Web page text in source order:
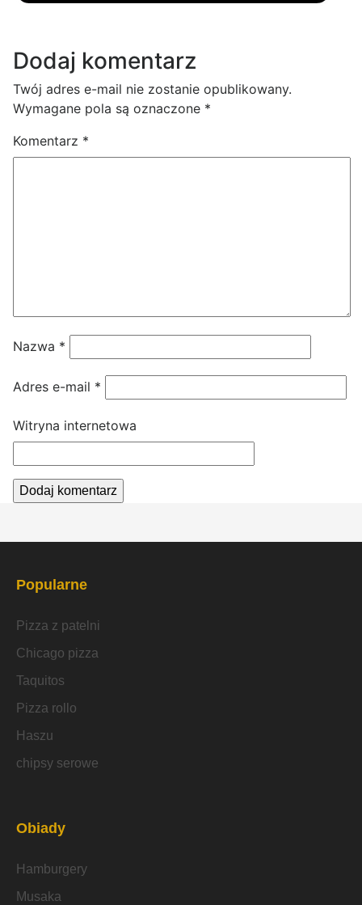
Dodaj komentarz
Twój adres e-mail nie zostanie opublikowany.
Wymagane pola są oznaczone *
Komentarz *
Nazwa *
Adres e-mail *
Witryna internetowa
Popularne
Pizza z patelni
Chicago pizza
Taquitos
Pizza rollo
Haszu
chipsy serowe
Obiady
Hamburgery
Musaka